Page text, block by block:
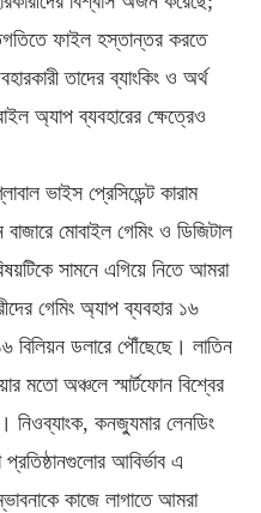
ফাইল হস্তান্তর করতে
তাদের ব্যাংকিং ও অর্থ
অ্যাপ ব্যবহারের ক্ষেত্রেও
ভাইস প্রেসিডেন্ট কারাম
মোবাইল গেমিং ও ডিজিটাল
সামনে এগিয়ে নিতে আমরা
গেমিং অ্যাপ ব্যবহার ১৬
বিলিয়ন ডলারে পৌঁছেছে। লাতিন
মতো অঞ্চলে স্মার্টফোন বিশ্বের
নিওব্যাংক, কনজ্যুমার লেনডিং
আবির্ভাব এ
কাজে লাগাতে আমরা